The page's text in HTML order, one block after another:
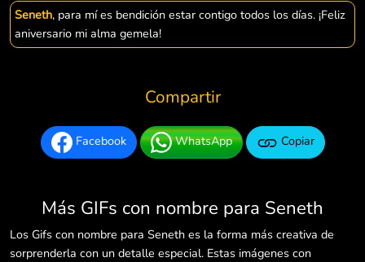
Seneth, para mí es bendición estar contigo todos los días. ¡Feliz
aniversario mi alma gemela!
Compartir
Facebook WhatsApp Copiar
Más GIFs con nombre para Seneth
Los Gifs con nombre para Seneth es la forma más creativa de
sorprenderla con un detalle especial. Estas imágenes con